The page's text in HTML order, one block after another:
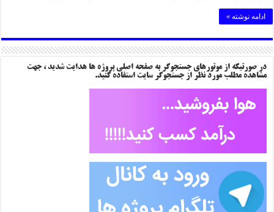
ادامه نوشته »
در صورتیکه از موتورهای جستجوگر به صفحه اصلی پروژه ها هدایت شدید ، جهت
مشاهده مطلب مورد نظر از جستجوگر سایت استفاده کنید.